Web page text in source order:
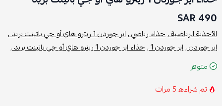
490 SAR
الأحذية الرياضية ,حذاء رياضي ,اير جوردن 1 ريترو هاي أو جي باتينت بريد ,
اير جوردن ,اير جوردن 1 , حذاء اير جوردن 1 ريترو هاي أو جي باتينت بريد ,
متوفر
تم شراءه5مرات